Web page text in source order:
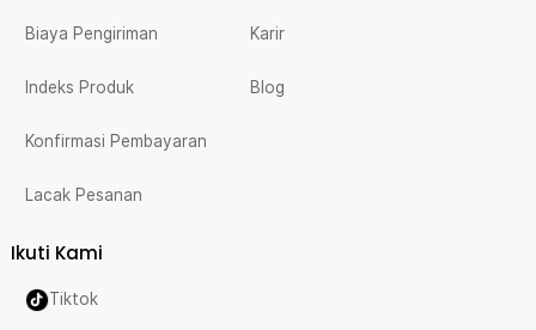
Biaya Pengiriman
Indeks Produk
Konfirmasi Pembayaran
Lacak Pesanan
Karir
Blog
Ikuti Kami
Tiktok